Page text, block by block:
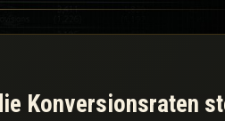
Konversionsraten